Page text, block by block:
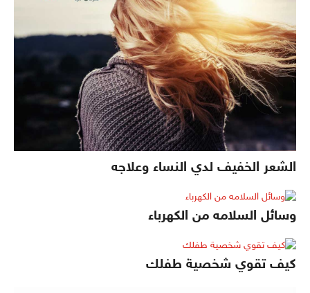
الشعر الخفيف لدي النساء وعلاجه
وسائل السلامه من الكهرباء
كيف تقوي شخصية طفلك